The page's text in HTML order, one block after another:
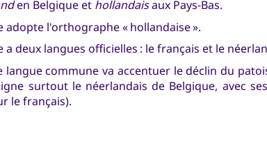
en Belgique et hollandaisaux Pays-Bas.
adopte l'orthographe « hollandaise ».
a deux langues officielles : le français et le
langue commune va accentuer le déclin du
surtout le néerlandais de Belgique, avec
le français).